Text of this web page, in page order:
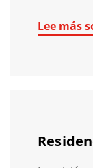
Lee más